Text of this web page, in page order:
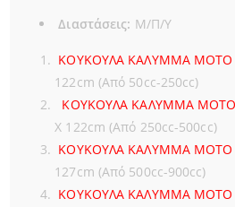
Διαστάσεις: Μ/Π/Υ
ΚΟΥΚΟΥΛΑ ΚΑΛΥΜΜΑ MOTO
122cm (Από 50cc-250cc)
ΚΟΥΚΟΥΛΑ ΚΑΛΥΜΜΑ MOTΟ
X 122cm (Από 250cc-500cc)
ΚΟΥΚΟΥΛΑ ΚΑΛΥΜΜΑ MOTO
127cm (Από 500cc-900cc)
ΚΟΥΚΟΥΛΑ ΚΑΛΥΜΜΑ MOTO